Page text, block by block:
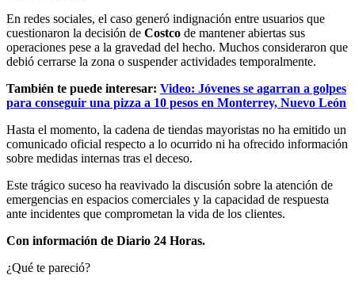
En redes sociales, el caso generó indignación entre usuarios que
cuestionaron la decisión de Costco de mantener abiertas sus
operaciones pese a la gravedad del hecho. Muchos consideraron que
debió cerrarse la zona o suspender actividades temporalmente.
También te puede interesar: Video: Jóvenes se agarran a golpes
para conseguir una pizza a 10 pesos en Monterrey, Nuevo León
Hasta el momento, la cadena de tiendas mayoristas no ha emitido un
comunicado oficial respecto a lo ocurrido ni ha ofrecido información
sobre medidas internas tras el deceso.
Este trágico suceso ha reavivado la discusión sobre la atención de
emergencias en espacios comerciales y la capacidad de respuesta
ante incidentes que comprometan la vida de los clientes.
Con información de Diario 24 Horas.
¿Qué te pareció?